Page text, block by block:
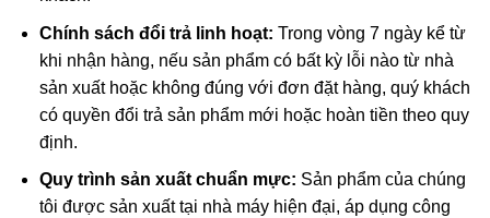
Chính sách đổi trả linh hoạt: Trong vòng 7 ngày kể từ
khi nhận hàng, nếu sản phẩm có bất kỳ lỗi nào từ nhà
sản xuất hoặc không đúng với đơn đặt hàng, quý khách
có quyền đổi trả sản phẩm mới hoặc hoàn tiền theo quy
định.
Quy trình sản xuất chuẩn mực: Sản phẩm của chúng
tôi được sản xuất tại nhà máy hiện đại, áp dụng công